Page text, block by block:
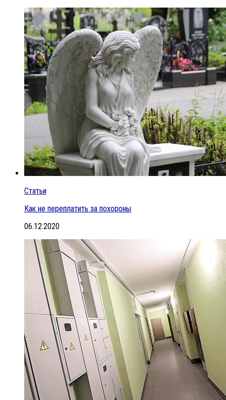
Статьи
Как не переплатить за похороны
06.12.2020